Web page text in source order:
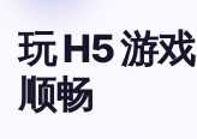
玩 H5 游
顺畅